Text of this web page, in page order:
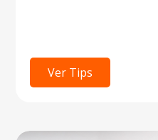
Ver Tips